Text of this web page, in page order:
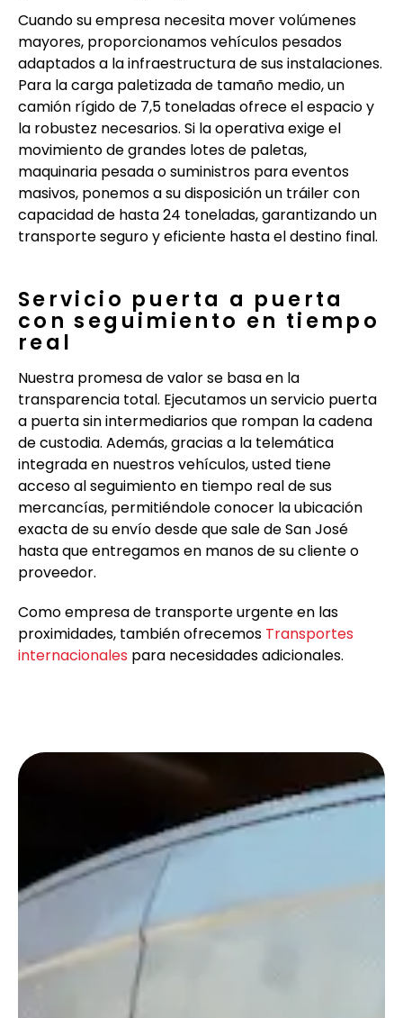
Cuando su empresa necesita mover volúmenes
mayores, proporcionamos vehículos pesados
adaptados a la infraestructura de sus instalaciones.
Para la carga paletizada de tamaño medio, un
camión rígido de 7,5 toneladas ofrece el espacio y
la robustez necesarios. Si la operativa exige el
movimiento de grandes lotes de paletas,
maquinaria pesada o suministros para eventos
masivos, ponemos a su disposición un tráiler con
capacidad de hasta 24 toneladas, garantizando un
transporte seguro y eficiente hasta el destino final.
Servicio puerta a puerta
con seguimiento en tiempo
real
Nuestra promesa de valor se basa en la
transparencia total. Ejecutamos un servicio puerta
a puerta sin intermediarios que rompan la cadena
de custodia. Además, gracias a la telemática
integrada en nuestros vehículos, usted tiene
acceso al seguimiento en tiempo real de sus
mercancías, permitiéndole conocer la ubicación
exacta de su envío desde que sale de San José
hasta que entregamos en manos de su cliente o
proveedor.
Como empresa de transporte urgente en las
proximidades, también ofrecemos Transportes
internacionales para necesidades adicionales.